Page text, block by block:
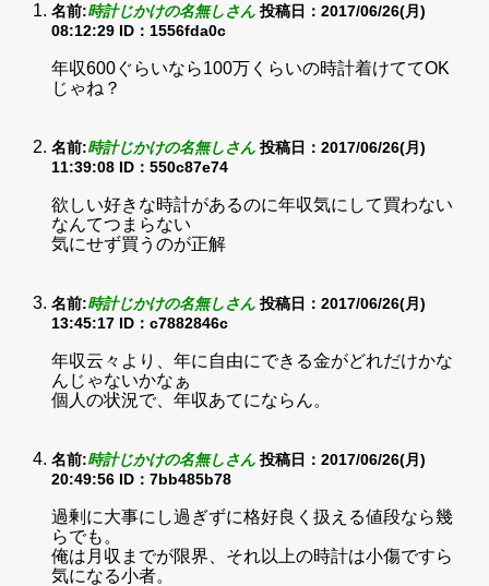
名前:時計じかけの名無しさん 投稿日：2017/06/26(月)
08:12:29 ID：1556fda0c
年収600ぐらいなら100万くらいの時計着けててOK
じゃね？
名前:時計じかけの名無しさん 投稿日：2017/06/26(月)
11:39:08 ID：550c87e74
欲しい好きな時計があるのに年収気にして買わない
なんてつまらない
気にせず買うのが正解
名前:時計じかけの名無しさん 投稿日：2017/06/26(月)
13:45:17 ID：c7882846c
年収云々より、年に自由にできる金がどれだけかな
んじゃないかなぁ
個人の状況で、年収あてにならん。
名前:時計じかけの名無しさん 投稿日：2017/06/26(月)
20:49:56 ID：7bb485b78
過剰に大事にし過ぎずに格好良く扱える値段なら幾
らでも。
俺は月収までが限界、それ以上の時計は小傷ですら
気になる小者。